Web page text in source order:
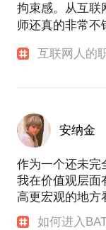
拘束感。从互联
师还真的非常不
互联网人的
安纳金
作为一个还未完
我在价值观层面
高更宏观的地方
如何进入